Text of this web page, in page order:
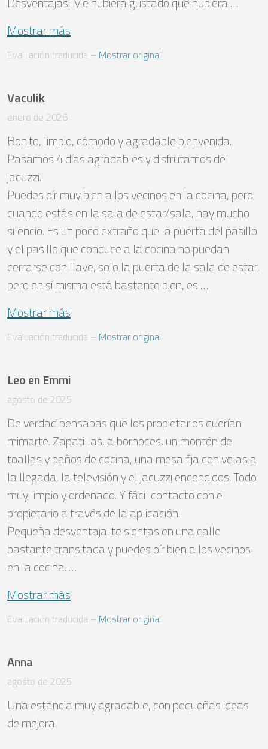
Mostrar más
Evaluación traducida – Mostrar original
Vaculik
enero de 2026
Bonito, limpio, cómodo y agradable bienvenida.
Pasamos 4 días agradables y disfrutamos del
jacuzzi.
Puedes oír muy bien a los vecinos en la cocina, pero
cuando estás en la sala de estar/sala, hay mucho
silencio. Es un poco extraño que la puerta del pasillo
y el pasillo que conduce a la cocina no puedan
cerrarse con llave, solo la puerta de la sala de estar,
pero en sí misma está bastante bien, es …
Mostrar más
Evaluación traducida – Mostrar original
Leo en Emmi
agosto de 2025
De verdad pensabas que los propietarios querían
mimarte. Zapatillas, albornoces, un montón de
toallas y paños de cocina, una mesa fija con velas a
la llegada, la televisión y el jacuzzi encendidos. Todo
muy limpio y ordenado. Y fácil contacto con el
propietario a través de la aplicación.
Pequeña desventaja: te sientas en una calle
bastante transitada y puedes oír bien a los vecinos
en la cocina. …
Mostrar más
Evaluación traducida – Mostrar original
Anna
agosto de 2025
Una estancia muy agradable, con pequeñas ideas
de mejora